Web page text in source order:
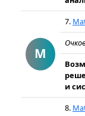
M
7.
и
8.